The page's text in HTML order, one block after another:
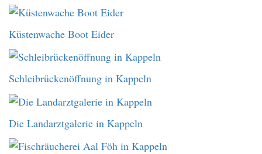
Küstenwache Boot Eider
Schleibrückenöffnung in Kappeln
Die Landarztgalerie in Kappeln